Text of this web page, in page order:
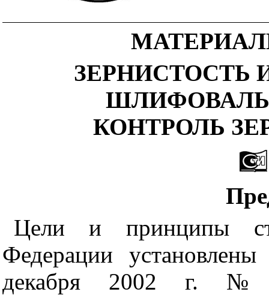
ЗЕРНИСТОСТЬ
КОНТРОЛЬ
Цели и принципы
Федерации
декабря 2002